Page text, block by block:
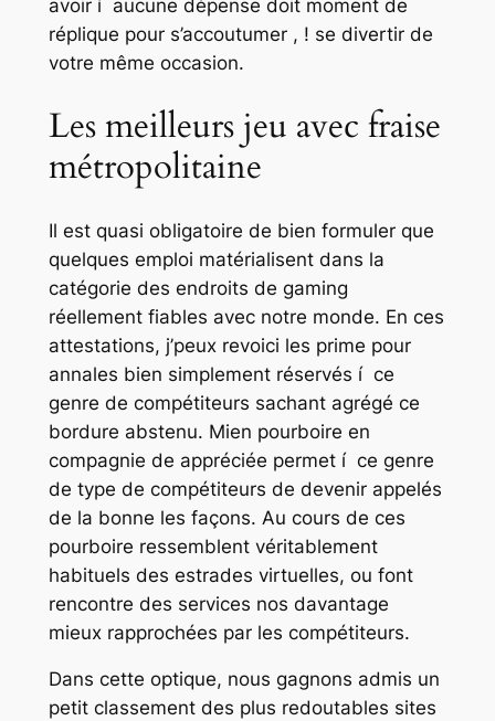
avoir í aucune dépense doit moment de
réplique pour s’accoutumer , ! se divertir de
votre même occasion.
Les meilleurs jeu avec fraise
métropolitaine
Il est quasi obligatoire de bien formuler que
quelques emploi matérialisent dans la
catégorie des endroits de gaming
réellement fiables avec notre monde. En ces
attestations, j’peux revoici les prime pour
annales bien simplement réservés í ce
genre de compétiteurs sachant agrégé ce
bordure abstenu. Mien pourboire en
compagnie de appréciée permet í ce genre
de type de compétiteurs de devenir appelés
de la bonne les façons. Au cours de ces
pourboire ressemblent véritablement
habituels des estrades virtuelles, ou font
rencontre des services nos davantage
mieux rapprochées par les compétiteurs.
Dans cette optique, nous gagnons admis un
petit classement des plus redoutables sites